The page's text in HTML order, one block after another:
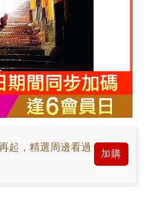
起，精選周邊看過
加購